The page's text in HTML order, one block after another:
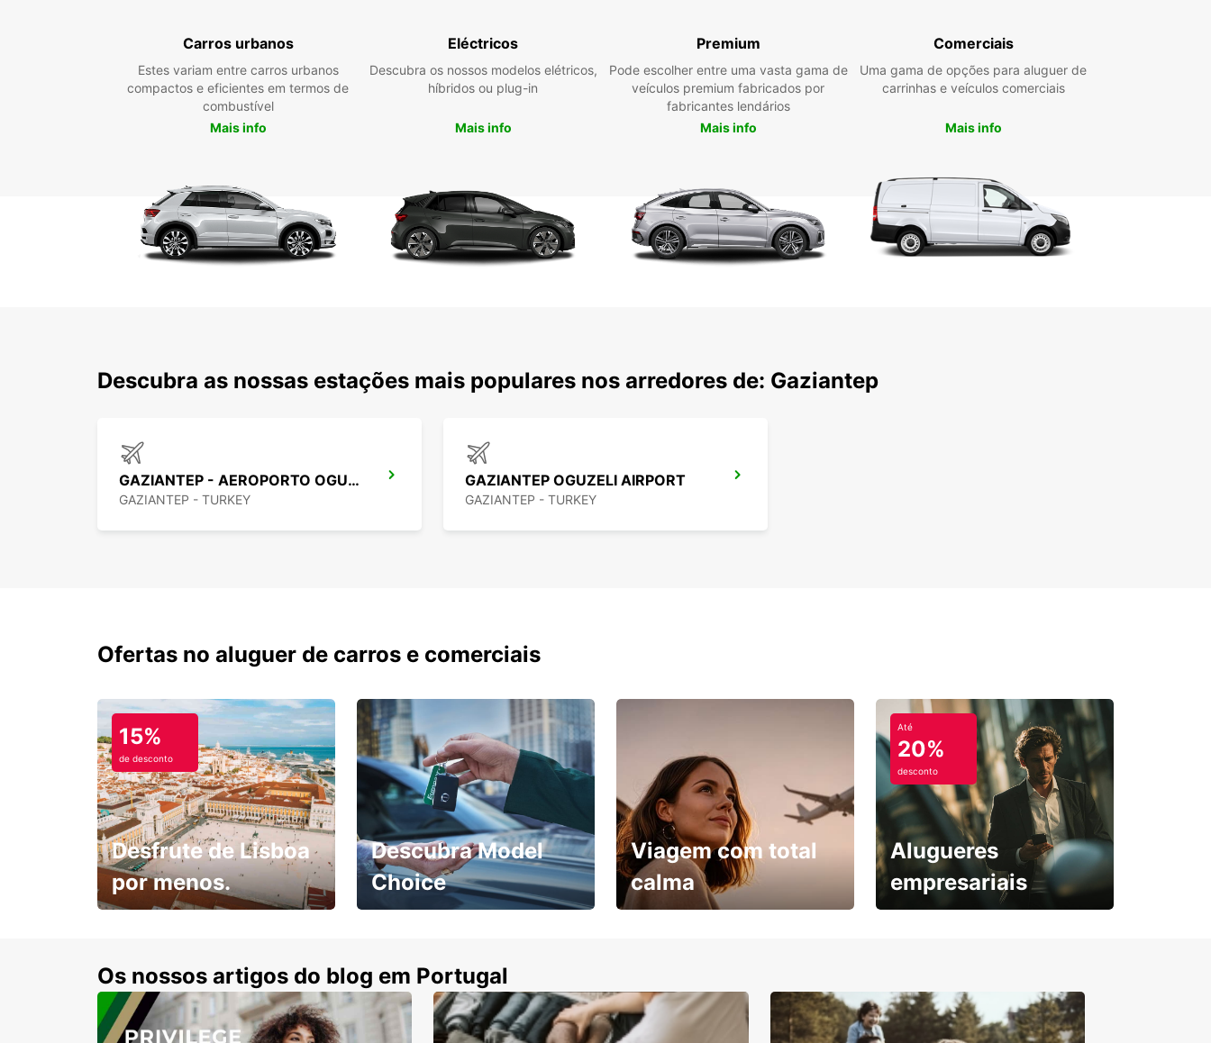
Dicas para conduzir em
Gaziantep
velocidade. Também recomendamos que reserve
algum tempo para explorar os pontos de interesse da
cidade, como o Castelo de Gaziantep, o Mercado de
Cobres e o Museu de Zeugma.
Com a Europcar, a sua viagem a Gaziantep será ainda
Carros urbanos
Estes variam entre carros urbanos
compactos e eficientes em termos de
combustível
Mais info
Eléctricos
Descubra os nossos modelos elétricos,
híbridos ou plug-in
Mais info
Premium
Pode escolher entre uma vasta gama de
veículos premium fabricados por
fabricantes lendários
Mais info
Comerciais
Uma gama de opções para aluguer de
carrinhas e veículos comerciais
Mais info
Descubra as nossas estações mais populares nos arredores de: Gaziantep
GAZIANTEP - AEROPORTO OGUZELI - VOOS DOMÉSTICOS
GAZIANTEP - TURKEY
GAZIANTEP OGUZELI AIRPORT
GAZIANTEP - TURKEY
Ofertas no aluguer de carros e comerciais
15%
de desconto
Desfrute de Lisboa
por menos.
Descubra Model
Choice
Viagem com total
calma
Até
20%
desconto
Alugueres
empresariais
Os nossos artigos do blog em Portugal